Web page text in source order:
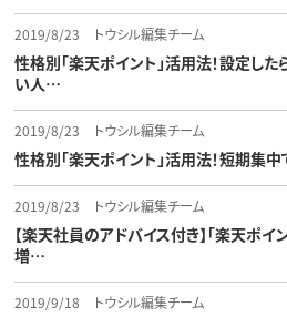
2019/8/23 トウシル編集チーム
性格別「楽天ポイント」活用法！設定し
い人…
2019/8/23 トウシル編集チーム
性格別「楽天ポイント」活用法！短期集
2019/8/23 トウシル編集チーム
【楽天社員のアドバイス付き】「楽天ポ
増…
2019/9/18 トウシル編集チーム